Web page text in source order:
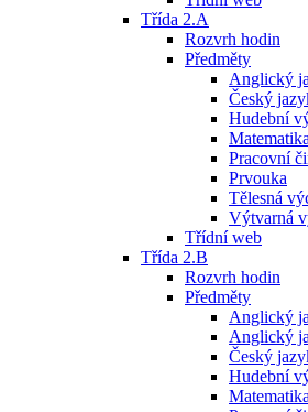
Třída 2.A
Rozvrh hodin
Předměty
Anglický
Český
Hudební
Matematika
Pracovní
Prvouka
Tělesná
Výtvarná
Třídní web
Třída 2.B
Rozvrh hodin
Předměty
Anglický
Anglický
Český
Hudební
Matematika